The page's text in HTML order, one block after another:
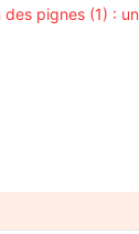
des pignes (1) : un